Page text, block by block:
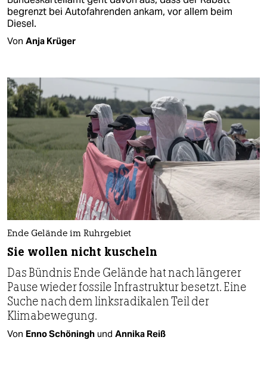
begrenzt bei Autofahrenden ankam, vor allem beim
Diesel.
Von Anja Krüger
Ende Gelände im Ruhrgebiet
Sie wollen nicht kuscheln
Das Bündnis Ende Gelände hat nach längerer
Pause wieder fossile Infrastruktur besetzt. Eine
Suche nach dem linksradikalen Teil der
Klimabewegung.
Von Enno Schöningh und Annika Reiß